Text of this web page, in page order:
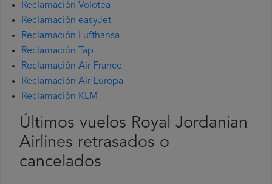
Reclamación Volotea
Reclamación easyJet
Reclamación Lufthansa
Reclamación Tap
Reclamación Air France
Reclamación Air Europa
Reclamación KLM
Últimos vuelos Royal Jordanian
Airlines retrasados o
cancelados